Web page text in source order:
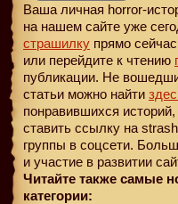
Ваша личная horror-
на нашем сайте уже
страшилку прямо
или перейдите к чтению
публикации. Не
статьи можно найти
понравившихся
ставить ссылку на
группы в соцсети.
и участие в развитии
Читайте также самые
категории: